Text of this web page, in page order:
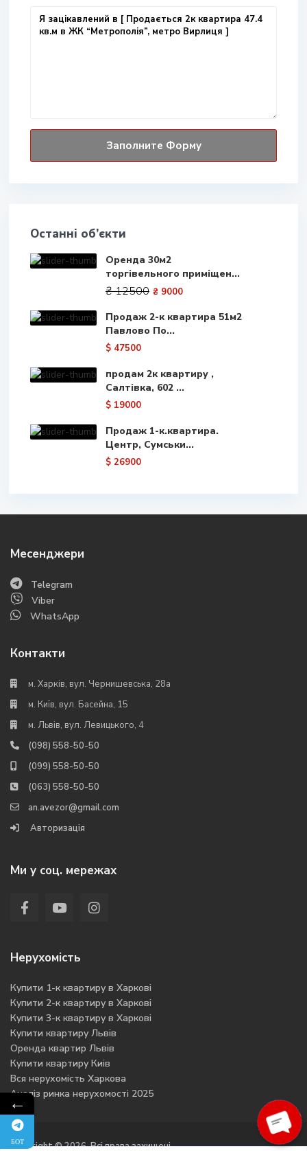
Останні об’єкти
Оренда 30м2
торгівельного приміщен...
₴ 12500 ₴ 9000
Продаж 2-к квартира 51м2
Павлово По...
$ 47500
продам 2к квартиру ,
Салтівка, 602 ...
$ 19000
Продаж 1-к.квартира.
Центр, Сумськи...
$ 26900
Месенджери
Telegram
Viber
WhatsApp
Контакти
м. Харків, вул. Чернишевська, 28а
м. Київ, вул. Басейна, 15
м. Львів, вул. Левицького, 4
(098) 558-50-50
(099) 558-50-50
(063) 558-50-50
an.avezor@gmail.com
Авторизація
Ми у соц. мережах
Нерухомість
Купити 1-к квартиру в Харкові
Купити 2-к квартиру в Харкові
Купити 3-к квартиру в Харкові
Купити квартиру Львів
Оренда квартир Львів
Купити квартиру Киів
Вся нерухомість Харкова
Аналіз ринка нерухомості 2025
Copyright © 2026. Всі права захищені
←
БОТ